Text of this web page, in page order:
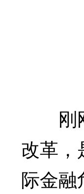
刚
改革，
际金融